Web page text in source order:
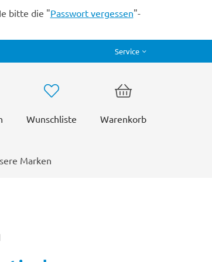
bitte die "Passwort vergessen"-
Service
Wunschliste Warenkorb
Marken